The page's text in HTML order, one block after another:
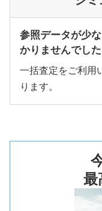
参照データが少
かりませんでした
一括査定をご利用
ります。
最